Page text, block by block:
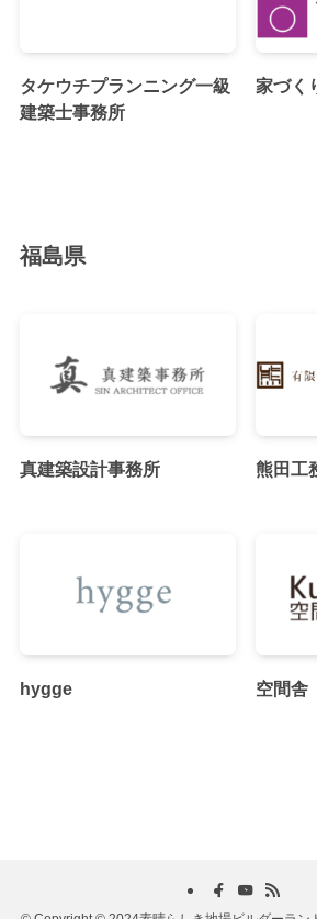
タケウチプランニング一級
建築士事務所
家づく
福島県
真建築設計事務所 熊田工
hygge 空間舎